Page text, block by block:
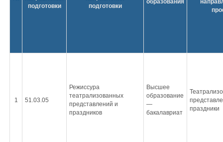
подготовки
подготовки
образования
1 51.03.05
Режиссура
театрализованных
представлений и
праздников
Высшее
образование
—
бакалавриат
праздники